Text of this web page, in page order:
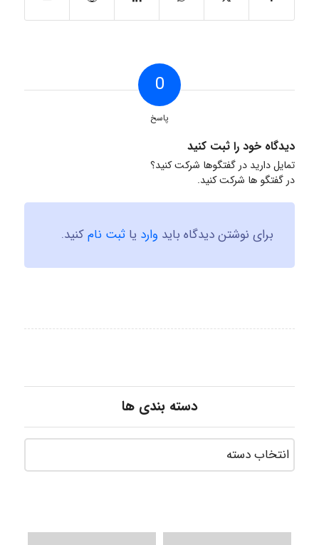
0
پاسخ
دیدگاه خود را ثبت کنید
تمایل دارید در گفتگوها شرکت کنید؟
در گفتگو ها شرکت کنید.
برای نوشتن دیدگاه باید وارد یا ثبت نامکنید.
دسته بندی ها